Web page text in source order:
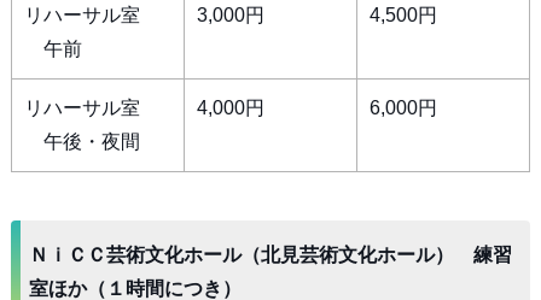
リハーサル室
午前
3,000円 4,500円
リハーサル室
午後・夜間
4,000円 6,000円
ＮｉＣＣ芸術文化ホール（北見芸術文化ホール） 練習
室ほか（１時間につき）